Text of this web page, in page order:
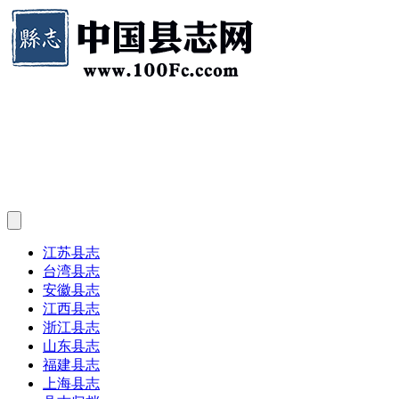
江苏县志
台湾县志
安徽县志
江西县志
浙江县志
山东县志
福建县志
上海县志